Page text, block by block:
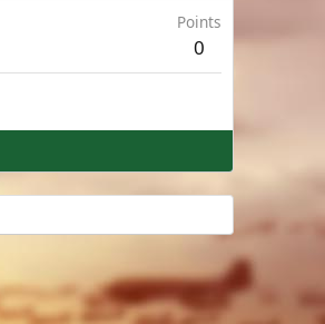
Points
0